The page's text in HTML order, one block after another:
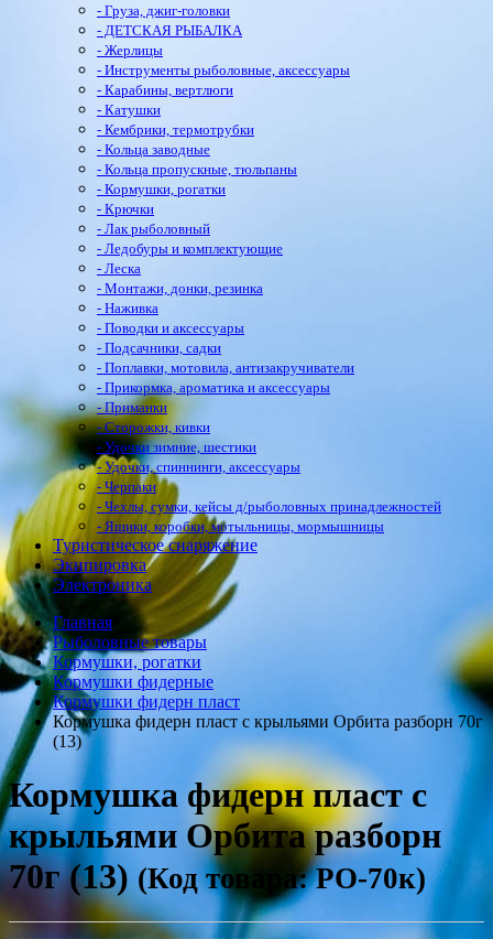
- Груза, джиг-головки
- ДЕТСКАЯ РЫБАЛКА
- Жерлицы
- Инструменты рыболовные, аксессуары
- Карабины, вертлюги
- Катушки
- Кембрики, термотрубки
- Кольца заводные
- Кольца пропускные, тюльпаны
- Кормушки, рогатки
- Крючки
- Лак рыболовный
- Ледобуры и комплектующие
- Леска
- Монтажи, донки, резинка
- Наживка
- Поводки и аксессуары
- Подсачники, садки
- Поплавки, мотовила, антизакручиватели
- Прикормка, ароматика и аксессуары
- Приманки
- Сторожки, кивки
- Удочки зимние, шестики
- Удочки, спиннинги, аксессуары
- Черпаки
- Чехлы, сумки, кейсы д/рыболовных принадлежностей
- Ящики, коробки, мотыльницы, мормышницы
Туристическое снаряжение
Экипировка
Электроника
Главная
Рыболовные товары
Кормушки, рогатки
Кормушки фидерные
Кормушки фидерн пласт
Кормушка фидерн пласт с крыльями Орбита разборн 70г
(13)
Кормушка фидерн пласт с
крыльями Орбита разборн
70г (13) (Код товара: РО-70к)